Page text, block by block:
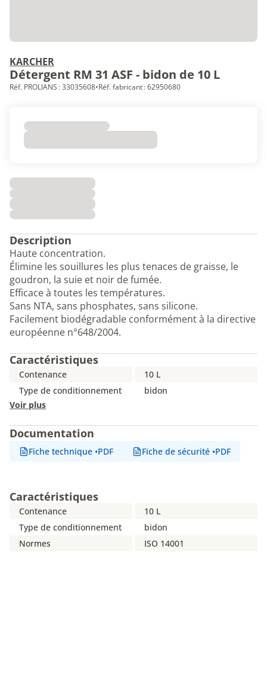
KARCHER
Détergent RM 31 ASF - bidon de 10 L
Réf. PROLIANS : 33035608•Réf. fabricant : 62950680
Description
Haute concentration.
Élimine les souillures les plus tenaces de graisse, le
goudron, la suie et noir de fumée.
Efficace à toutes les températures.
Sans NTA, sans phosphates, sans silicone.
Facilement biodégradable conformément à la directive
européenne n°648/2004.
Caractéristiques
Contenance
10 L
Type de conditionnement
bidon
Voir plus
Documentation
Fiche technique •PDF Fiche de sécurité •PDF
Caractéristiques
Contenance
10 L
Type de conditionnement
bidon
Normes
ISO 14001